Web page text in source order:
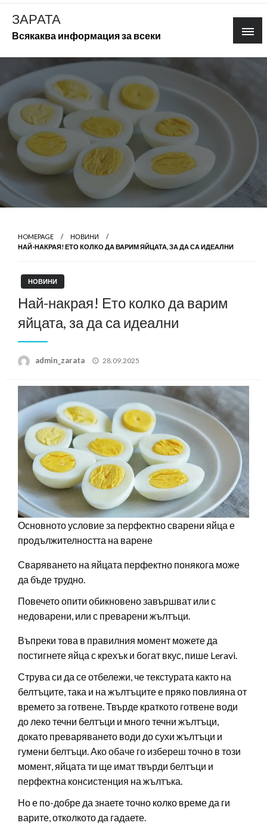
Skip
content
ЗАРАТА
Всякаква информация за всеки
HOMEPAGE
НОВИНИ
НАЙ-НАКРАЯ! ЕТО КОЛКО ДА ВАРИМ ЯЙЦАТА, ЗА ДА СА ИДЕАЛНИ
НОВИНИ
Най-накрая! Ето колко да варим
яйцата, за да са идеални
admin_zarata
Posted
28.09.2025
Основното условие за перфектно сварени яйца е
продължителността на варене
Сваряването на яйцата перфектно понякога може
да бъде трудно.
Повечето опити обикновено завършват или с
недоварени, или с преварени жълтъци.
Въпреки това в правилния момент можете да
постигнете яйца с крехък и богат вкус, пише Leravi.
Струва си да се отбележи, че текстурата както на
белтъците, така и на жълтъците е пряко повлияна от
времето за готвене. Твърде краткото готвене води
до леко течни белтъци и много течни жълтъци,
докато преваряването води до сухи жълтъци и
гумени белтъци. Ако обаче го избереш точно в този
момент, яйцата ти ще имат твърди белтъци и
перфектна консистенция на жълтъка.
Но е по-добре да знаете точно колко време да ги
варите, отколкото да гадаете.